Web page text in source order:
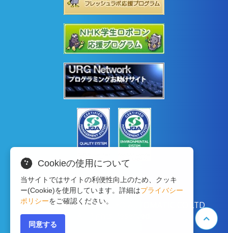
Copyright © 2020 HOKUYO AUTOMATIC CO.LTD
Cookieの使用について
当サイトではサイトの利便性向上のため、クッキ
ー(Cookie)を使用しています。詳細はプライバシー
ポリシーをご確認ください。
同意する